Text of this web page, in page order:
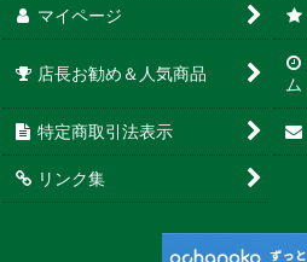
マイページ
店長お勧め＆人気商品
ム
特定商取引法表示
リンク集